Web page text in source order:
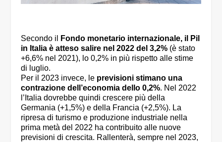
Secondo il
Fondo monetario internazionale, il Pil
in Italia è atteso salire nel 2022 del 3,2% (è stato
+6,6% nel 2021), lo 0,2% in più rispetto alle stime
di luglio.
Per il 2023 invece, le previsioni stimano una
contrazione dell’economia dello 0,2%. Nel 2022
l’Italia dovrebbe quindi crescere più della
Germania (+1,5%) e della Francia (+2,5%). La
ripresa di turismo e produzione industriale nella
prima metà del 2022 ha contribuito alle nuove
previsioni di crescita. Rallenterà, sempre nel 2023,